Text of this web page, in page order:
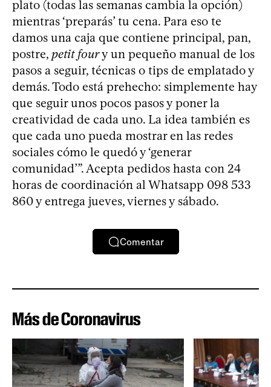
plato (todas las semanas cambia la opción)
mientras ‘preparás’ tu cena. Para eso te
damos una caja que contiene principal, pan,
postre, petit foury un pequeño manual de los
pasos a seguir, técnicas o tips de emplatado y
demás. Todo está prehecho: simplemente hay
que seguir unos pocos pasos y poner la
creatividad de cada uno. La idea también es
que cada uno pueda mostrar en las redes
sociales cómo le quedó y ‘generar
comunidad’”. Acepta pedidos hasta con 24
horas de coordinación al Whatsapp 098 533
860 y entrega jueves, viernes y sábado.
Comentar
Más de Coronavirus